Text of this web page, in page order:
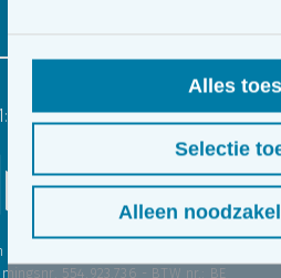
Alles
Selectie
Alleen
gecertificeerd
554.923.736 - BTW nr.: BE